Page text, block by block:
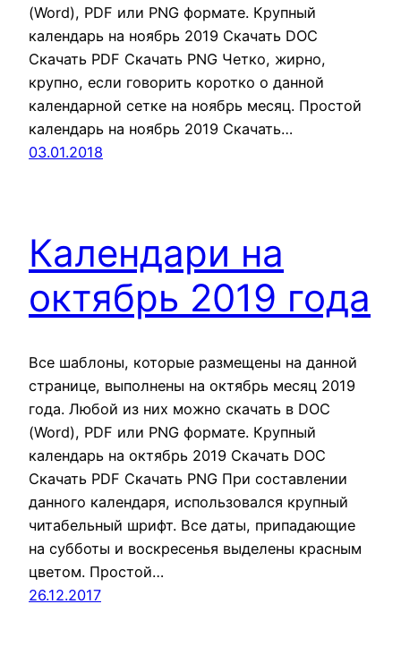
(Word), PDF или PNG формате. Крупный
календарь на ноябрь 2019 Скачать DOC
Скачать PDF Скачать PNG Четко, жирно,
крупно, если говорить коротко о данной
календарной сетке на ноябрь месяц. Простой
календарь на ноябрь 2019 Скачать…
03.01.2018
Календари на
октябрь 2019 года
Все шаблоны, которые размещены на данной
странице, выполнены на октябрь месяц 2019
года. Любой из них можно скачать в DOC
(Word), PDF или PNG формате. Крупный
календарь на октябрь 2019 Скачать DOC
Скачать PDF Скачать PNG При составлении
данного календаря, использовался крупный
читабельный шрифт. Все даты, припадающие
на субботы и воскресенья выделены красным
цветом. Простой…
26.12.2017